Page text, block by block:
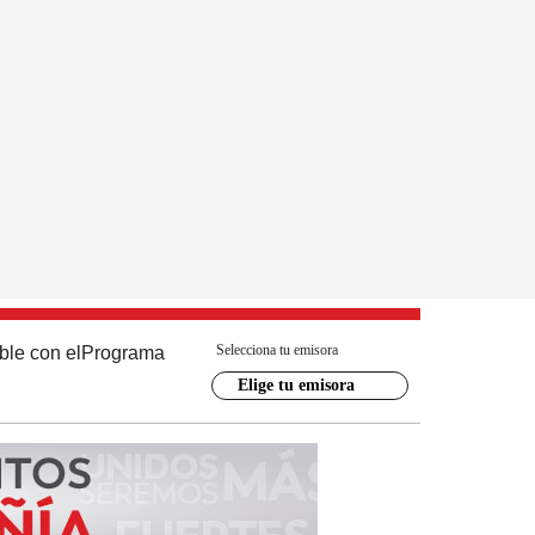
con el Programa Selecciona tu emisora
Elige tu emisora